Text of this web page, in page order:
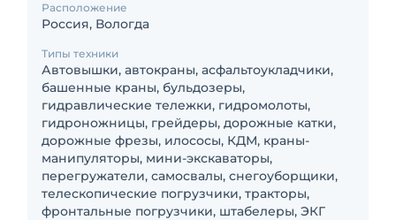
Расположение
Россия, Вологда
Типы техники
Автовышки, автокраны, асфальтоукладчики,
башенные краны, бульдозеры,
гидравлические тележки, гидромолоты,
гидроножницы, грейдеры, дорожные катки,
дорожные фрезы, илососы, КДМ, краны-
манипуляторы, мини-экскаваторы,
перегружатели, самосвалы, снегоуборщики,
телескопические погрузчики, тракторы,
фронтальные погрузчики, штабелеры, ЭКГ